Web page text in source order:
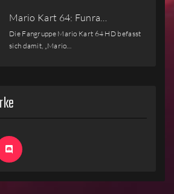
Mario Kart 64: Funra…
Die Fangruppe Mario Kart 64 HD befasst
sich damit, „Mario…